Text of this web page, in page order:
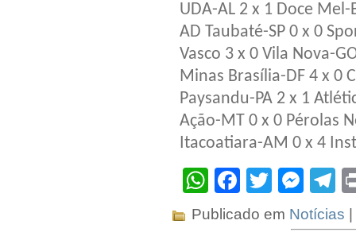
UDA-AL 2 x 1 Doce Mel-
AD Taubaté-SP 0 x 0
Vasco 3 x 0 Vila Nova-
Minas Brasília-DF 4 x 0
Paysandu-PA 2 x 1
Ação-MT 0 x 0 Pérolas
Itacoatiara-AM 0 x 4
WhatsApp
Facebook
Twitter
Publicado em Notícias